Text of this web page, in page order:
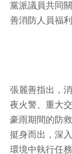
黨派議員共同
善消防人員福
張麗善指出，
夜火警、重大
豪雨期間的防
挺身而出，深
環境中執行任